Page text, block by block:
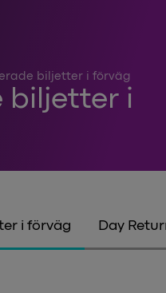
biljetter i förväg
biljetter i
i förväg Day